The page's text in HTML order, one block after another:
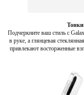
Подчеркните ваш стиль с
в руке, а глянцевая
привлекают восторженные